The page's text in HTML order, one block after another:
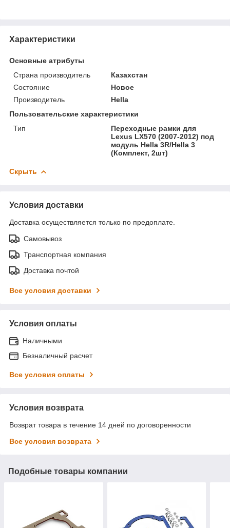
Характеристики
Основные атрибуты
Страна производитель
Казахстан
Состояние
Новое
Производитель
Hella
Пользовательские характеристики
Тип
Переходные рамки для
Lexus LX570 (2007-2012) под
модуль Hella 3R/Hella 3
(Комплект, 2шт)
Скрыть
Условия доставки
Доставка осуществляется только по предоплате.
Самовывоз
Транспортная компания
Доставка почтой
Все условия доставки
Условия оплаты
Наличными
Безналичный расчет
Все условия оплаты
Условия возврата
Возврат товара в течение 14 дней по договоренности
Все условия возврата
Подобные товары компании